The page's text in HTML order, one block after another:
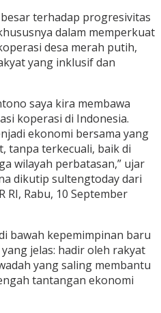
terhadap progresivitas
dalam memperkuat
desa merah putih,
yang inklusif dan
saya kira membawa
koperasi di Indonesia.
ekonomi bersama yang
tanpa terkecuali, baik di
wilayah perbatasan,” ujar
dikutip sultengtoday dari
RI, Rabu, 10 September
bawah kepemimpinan baru
jelas: hadir oleh rakyat
yang saling membantu
tantangan ekonomi